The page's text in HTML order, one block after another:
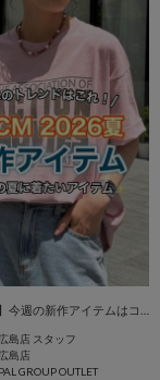
広島店 スタッフ
広島店
PAL GROUP OUTLET